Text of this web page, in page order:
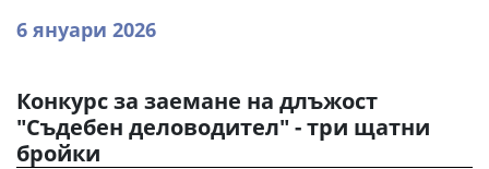
6 януари 2026
Конкурс за заемане на длъжост
"Съдебен деловодител" - три щатни
бройки